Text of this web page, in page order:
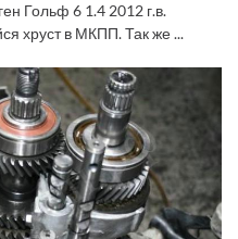
Гольф 6 1.4 2012 г.в.
хруст в МКПП. Так же ...